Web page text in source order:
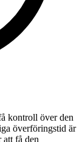
kontroll över den
överföringstid är
att få den